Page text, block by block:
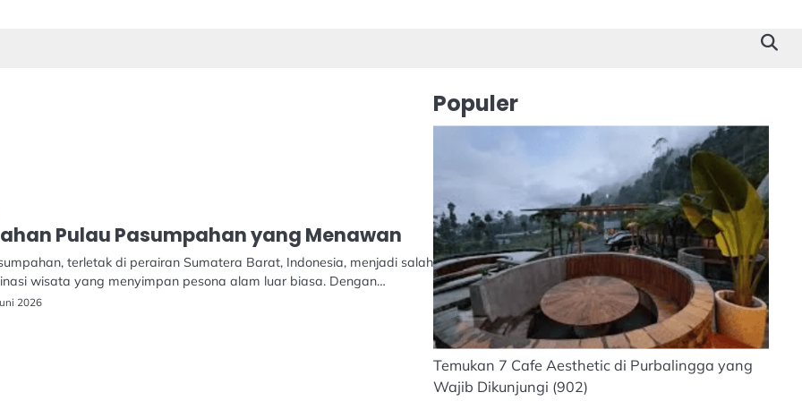
Pulau Pasumpahan yang Menawan
terletak di perairan Sumatera Barat, Indonesia, menjadi salah
wisata yang menyimpan pesona alam luar biasa. Dengan…
2026
Populer
Temukan 7 Cafe Aesthetic di Purbalingga yang
Wajib Dikunjungi (902)